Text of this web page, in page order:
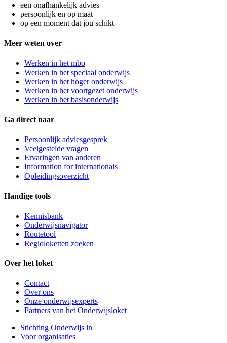
een onafhankelijk advies
persoonlijk en op maat
op een moment dat jou schikt
Meer weten over
Werken in het mbo
Werken in het speciaal onderwijs
Werken in het hoger onderwijs
Werken in het voortgezet onderwijs
Werken in het basisonderwijs
Ga direct naar
Persoonlijk adviesgesprek
Veelgestelde vragen
Ervaringen van anderen
Information for internationals
Opleidingsoverzicht
Handige tools
Kennisbank
Onderwijsnavigator
Routetool
Regioloketten zoeken
Over het loket
Contact
Over ons
Onze onderwijsexperts
Partners van het Onderwijsloket
Stichting Onderwijs in
Voor organisaties